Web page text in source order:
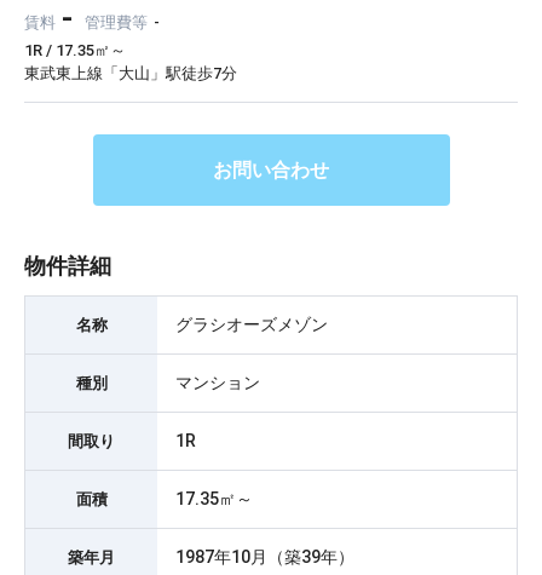
賃料 - 管理費等 -
1R / 17.35㎡～
東武東上線「大山」駅徒歩7分
お問い合わせ
物件詳細
名称 グラシオーズメゾン
種別 マンション
間取り 1R
面積 17.35㎡～
築年月 1987年10月（築39年）